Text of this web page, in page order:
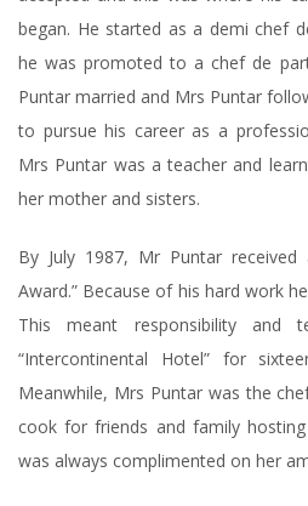
began. He started as a demi chef
he was promoted to a chef de
Puntar married and Mrs Puntar
to pursue his career as a
Mrs Puntar was a teacher and
her mother and sisters.
By July 1987, Mr Puntar received
Award.” Because of his hard work
This meant responsibility and
“Intercontinental Hotel” for
Meanwhile, Mrs Puntar was the
cook for friends and family
was always complimented on her